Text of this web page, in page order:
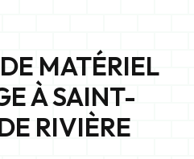
MATÉRIEL
À SAINT-
RIVIÈRE